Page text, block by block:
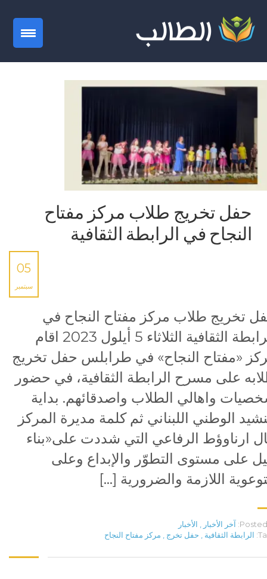
حفل تخريج طلاب مركز مفتاح
النجاح في الرابطة الثقافية
05
سبتمبر
تخريج طلاب مركز مفتاح النجاح في
الرابطة الثقافية الثلاثاء 5 أيلول 2023 اقام
«مفتاح النجاح» في طرابلس حفل تخريج
على مسرح الرابطة الثقافية، في حضور
واهالي الطلاب واصدقائهم. بداية
الوطني اللبناني ثم كلمة مديرة المركز
ارناوؤط الرفاعي التي شددت على«بناء
على مستوى التطوّر والإبداع وعلى
اللازمة والضرورية […]
Posted آخر الأخبار , الأخبار
الرابطة الثقافية , حفل تخرج , مركز مفتاح النجاح